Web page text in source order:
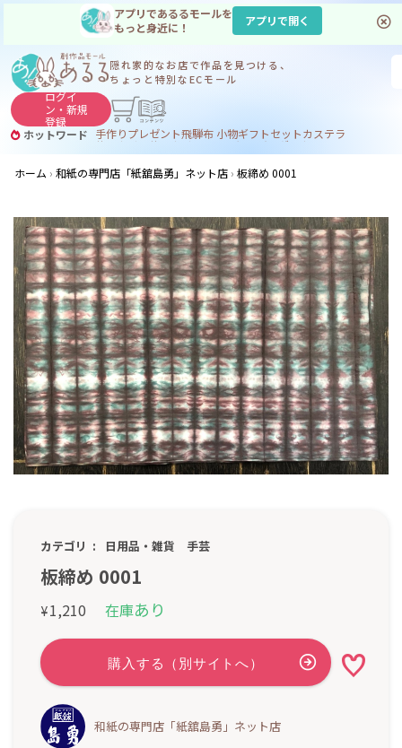
アプリであるるモールを
もっと身近に！
アプリで開く
隠れ家的なお店で作品を見つける、
ちょっと特別なECモール
ログイ
ン・新規
登録
ホットワード 手作りプレゼント飛騨布 小物ギフトセットカステラ
サヌカイト コーヒー
ジンギスカン
ホーム
和紙の専門店「紙舘島勇」ネット店 板締め 0001
カテゴリ 日用品・雑貨 手芸
板締め 0001
¥1,210 在庫あり
和紙の専門店「紙舘島勇」ネット店